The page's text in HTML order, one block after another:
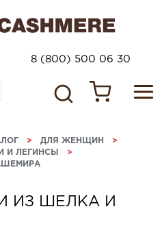
8 (800) 500 06 30
> ДЛЯ ЖЕНЩИН >
И ЛЕГИНСЫ >
ИЗ ШЕЛКА И